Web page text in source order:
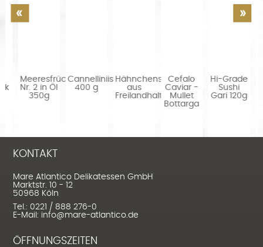
Meeresfrüchtevorspeise
Nr. 2 in Öl
350g
Cannellini
400 g
Hähnchenschenkel
aus
Freilandhaltung,...
Cefalo
Caviar -
Mullet
Bottarga
Hi-Grade
Sushi
Gari 120g
KONTAKT
Mare Atlantico Delikatessen GmbH
Marktstr. 10 - 12
50968 Köln
Tel.: 0221 / 888 276-0
E-Mail: info@mare-atlantico.de
ÖFFNUNGSZEITEN